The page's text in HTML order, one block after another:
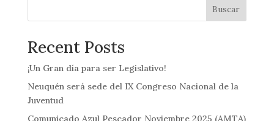
Buscar
Recent Posts
¡Un Gran día para ser Legislativo!
Neuquén será sede del IX Congreso Nacional de la
Juventud
Comunicado Azul Pescador Noviembre 2025 (AMTA)